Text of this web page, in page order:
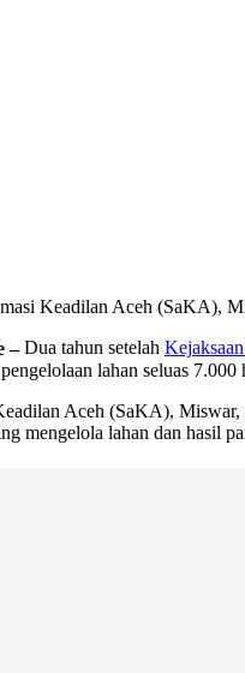
Keadilan Aceh (SaKA),
–Dua tahun setelah
lahan seluas 7.000
Aceh (SaKA),
mengelola lahan dan hasil